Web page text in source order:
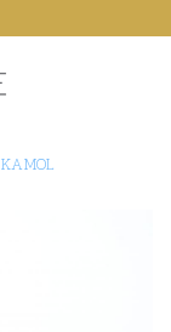
KAMOL